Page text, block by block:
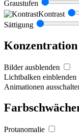
Graustufen
Kontrast
Sättigung
Konzentration
Bilder ausblenden
Lichtbalken einblenden
Animationen
Protanomalie